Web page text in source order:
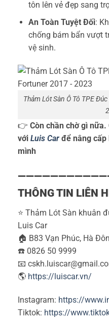
tôn lên vẻ đẹp sang
An Toàn Tuyệt Đối:
chống bám bẩn vượt
vệ sinh.
Thảm Lót Sàn Ô Tô TPE
👉 Còn chần chờ gì
với Luis Car để nâng cấp
mình
THÔNG TIN LIÊN
⭐️ Thảm Lót Sàn khuân
Luis Car
🏠 B83 Vạn Phúc, Hà
☎️ 0826 50 9999
📧
🌎 https://luiscar.vn/
Instagram: https://
Tiktok: https://